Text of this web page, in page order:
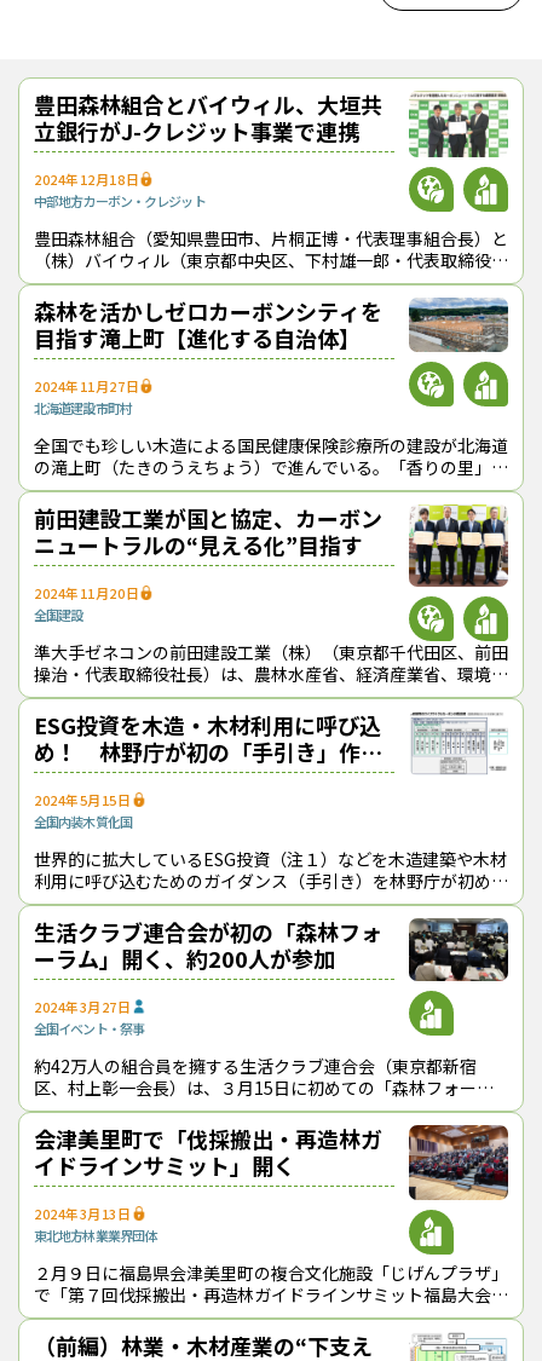
豊田森林組合とバイウィル、大垣共
立銀行がJ-クレジット事業で連携
2024年12月18日
中部地方カーボン・クレジット
豊田森林組合（愛知県豊田市、片桐正博・代表理事組合長）と
（株）バイウィル（東京都中央区、下村雄一郎・代表取締役社
長）及び（株）大垣共立銀行（岐阜県大垣市、林敬治・取締役
頭取）は、「J-クレジットを活
森林を活かしゼロカーボンシティを
目指す滝上町【進化する自治体】
2024年11月27日
北海道建設市町村
全国でも珍しい木造による国民健康保険診療所の建設が北海道
の滝上町（たきのうえちょう）で進んでいる。「香りの里」と
呼ばれる同町は、春になれば日本最大級の芝ざくらが咲き、季
節が移ろえば日本一の生産量を誇る
前田建設工業が国と協定、カーボン
ニュートラルの“見える化”目指す
2024年11月20日
全国建設
準大手ゼネコンの前田建設工業（株）（東京都千代田区、前田
操治・代表取締役社長）は、農林水産省、経済産業省、環境省
との間で「建築物木材利用促進協定」を11月12日に締結し
た。民間企業等と国が同協定を結
ESG投資を木造・木材利用に呼び込
め！ 林野庁が初の「手引き」作
成、普及図る
2024年5月15日
全国内装木質化国
世界的に拡大しているESG投資（注１）などを木造建築や木材
利用に呼び込むためのガイダンス（手引き）を林野庁が初めて
つくった。木材製品の炭素貯蔵量や建築物のライフサイクル全
体を通じた温室効果ガス削減量
生活クラブ連合会が初の「森林フォ
ーラム」開く、約200人が参加
2024年3月27日
全国イベント・祭事
約42万人の組合員を擁する生活クラブ連合会（東京都新宿
区、村上彰一会長）は、３月15日に初めての「森林フォーラ
ム」を東京都内で開催し、オンラインを含めて約200人が参加
した。 同連合会は、21
会津美里町で「伐採搬出・再造林ガ
イドラインサミット」開く
2024年3月13日
東北地方林業業界団体
２月９日に福島県会津美里町の複合文化施設「じげんプラザ」
で「第７回伐採搬出・再造林ガイドラインサミット福島大会」
が開催された。 同サミットは、2017年に宮崎県で初めて行わ
れて以降、全国各地で
（前編）林業・木材産業の“下支え